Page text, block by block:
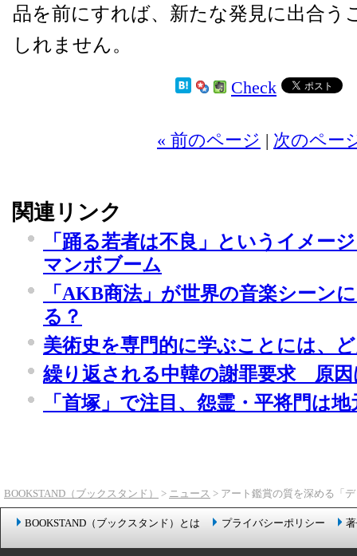
品を前にすれば、新たな発見に出合う
しれません。
Check
« 前のページ | 次のペー
関連リンク
「踊る若者は不良」というイメー
マンボブーム
「AKB商法」が世界の音楽シーン
る？
美術史を専門的に学ぶことには、
繰り返される中韓の謝罪要求 原因
「首塚」で注目、怨霊・平将門は
BOOKSTAND（ブックスタンド） > ニュース > アート鑑賞の質を深める「
BOOKSTAND（ブックスタンド）とは プライバシーポリシー